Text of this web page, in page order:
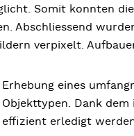
Somit konnten
Abschliessend
verpixelt.
Erhebung eines
Objekttypen. Dank
effizient erledigt